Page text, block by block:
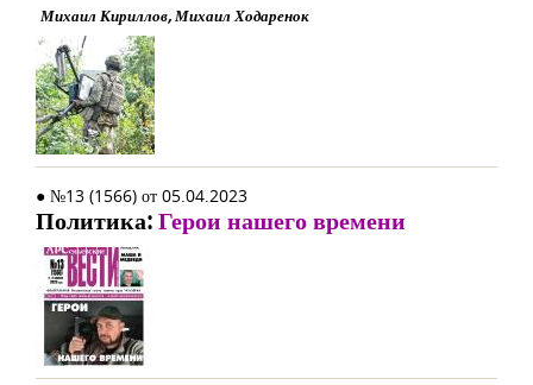
Михаил Кириллов, Михаил Ходаренок
● №13 (1566) от 05.04.2023
Политика:Герои нашего времени